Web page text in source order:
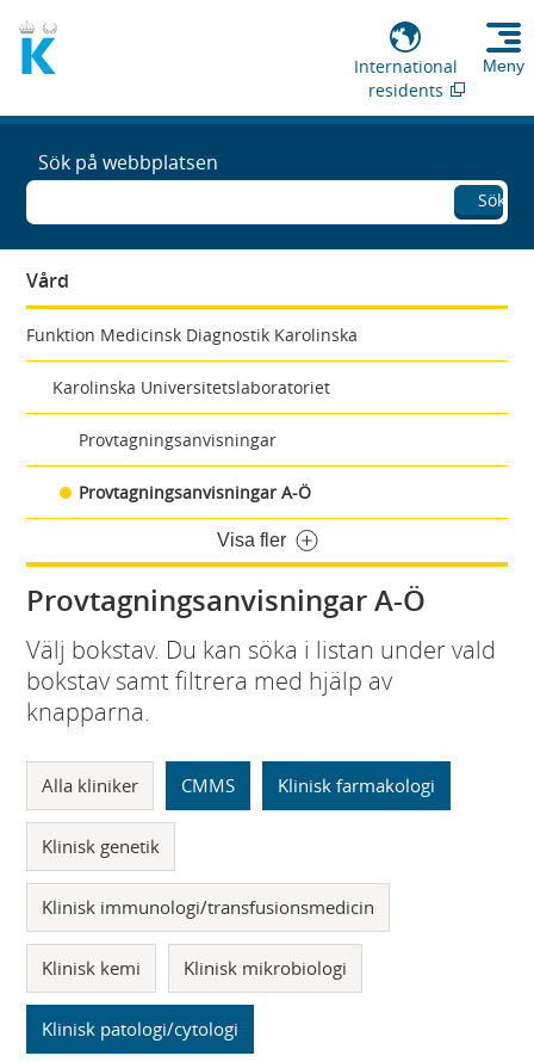
International
residents
Meny
Sök på webbplatsen
Sök
Vård
Funktion Medicinsk Diagnostik Karolinska
Karolinska Universitetslaboratoriet
Provtagningsanvisningar
Provtagningsanvisningar A-Ö
Visa fler
Provtagningsanvisningar A-Ö
Välj bokstav. Du kan söka i listan under vald
bokstav samt filtrera med hjälp av
knapparna.
Alla kliniker CMMS Klinisk farmakologi
Klinisk genetik
Klinisk immunologi/transfusionsmedicin
Klinisk kemi Klinisk mikrobiologi
Klinisk patologi/cytologi